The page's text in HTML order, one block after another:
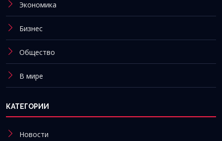
Экономика
Бизнес
Общество
В мире
КАТЕГОРИИ
Новости